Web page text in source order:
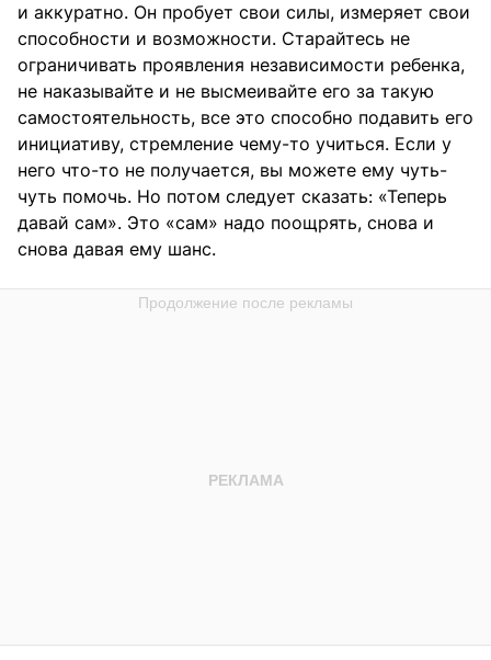
и аккуратно. Он пробует свои силы, измеряет свои
способности и возможности. Старайтесь не
ограничивать проявления независимости ребенка,
не наказывайте и не высмеивайте его за такую
самостоятельность, все это способно подавить его
инициативу, стремление чему-то учиться. Если у
него что-то не получается, вы можете ему чуть-
чуть помочь. Но потом следует сказать: «Теперь
давай сам». Это «сам» надо поощрять, снова и
снова давая ему шанс.